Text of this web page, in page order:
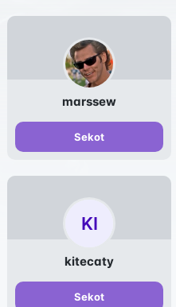
marssew
Sekot
KI
kitecaty
Sekot